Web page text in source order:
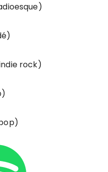
rock)